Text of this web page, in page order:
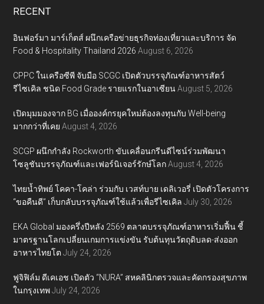
RECENT
อินฟอร์มา มาร์เก็ตส์ ผนึกเครือข่ายธุรกิจท่องเที่ยวและบริการ จัด
Food & Hospitality Thailand 2026 August 6, 2026
CPPC ในเครือซีพี จับมือ SCGC เปิดตัวบรรจุภัณฑ์อาหารสัตว์
รีไซเคิล ชนิด Food Grade รายแรกในอาเซียน August 5, 2026
เปิดมุมมองจาก BG เมื่อองค์กรยุคใหม่ต้องลงทุนกับ Well-being
มากกว่าที่เคย August 4, 2026
SCGP ผนึกกำลัง Rockworth ขับเคลื่อนกรีนดีไซน์ร่วมพัฒนา
โซลูชันบรรจุภัณฑ์และเฟอร์นิเจอร์รักษ์โลก August 4, 2026
ไทยน้ำทิพย์ โคคา-โคล่า ร่วมกับ เวสท์บาย เดลิเวอรี่ เปิดตัวโครงการ
“ขอคืนดี” เก็บกลับบรรจุภัณฑ์ใช้แล้วเพื่อรีไซเคิล July 30, 2026
EKA Global มองครึ่งปีหลัง 2569 ตลาดบรรจุภัณฑ์อาหารเริ่มฟื้น ชี้
มาตรฐานโลกเปลี่ยนเกมการแข่งขัน รับต้นทุนวัตถุดิบลด-ส่งออก
อาหารไทยโต July 24, 2026
ฟูจิฟิล์ม ดีเคเอช เปิดตัว “NURA” สหคลินิกตรวจและคัดกรองสุขภาพ
ในกรุงเทพ July 24, 2026